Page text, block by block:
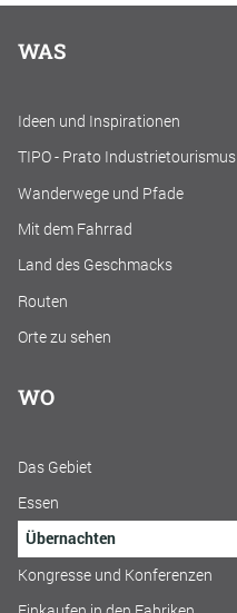
WAS
Ideen und Inspirationen
TIPO - Prato Industrietourismus
Wanderwege und Pfade
Mit dem Fahrrad
Land des Geschmacks
Routen
Orte zu sehen
WO
Das Gebiet
Essen
Übernachten
Kongresse und Konferenzen